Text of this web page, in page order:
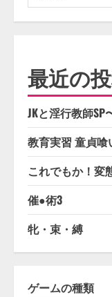
索:
最近の
JKと淫行教師
教育実習 童貞喰
これでもか！変
催●術3
牝・束・縛
ゲームの種類